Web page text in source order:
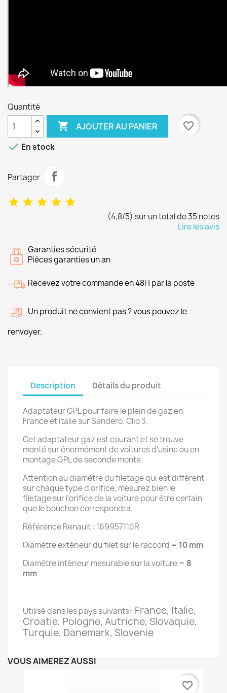
Quantité
 AJOUTER AU PANIER
favorite_border
 En stock
Partager
(4,8/5) sur un total de 35 notes
Lire les avis
Garanties sécurité
Pièces garanties un an
Recevez votre commande en 48H par la poste
Un produit ne convient pas ? vous pouvez le
renvoyer.
Description Détails du produit
Adaptateur GPL pour faire le plein de gaz en
France et Italie sur Sandero. Clio 3.
Cet adaptateur gaz est courant et se trouve
monté sur énormément de voitures d'usine ou en
montage GPL de seconde monte.
Attention au diamètre du filetage qui est différent
sur chaque type d'orifice, mesurez bien le
filetage sur l'orifice de la voiture pour être certain
que le bouchon correspondra.
Référence Renault : 169957110R
Diamètre extérieur du filet sur le raccord = 10 mm
Diamètre intérieur mesurable sur la voiture = 8
mm
Utilisé dans les pays suivants: France, Italie,
Croatie, Pologne, Autriche, Slovaquie,
Turquie, Danemark, Slovenie
VOUS AIMEREZ AUSSI
favorite_border